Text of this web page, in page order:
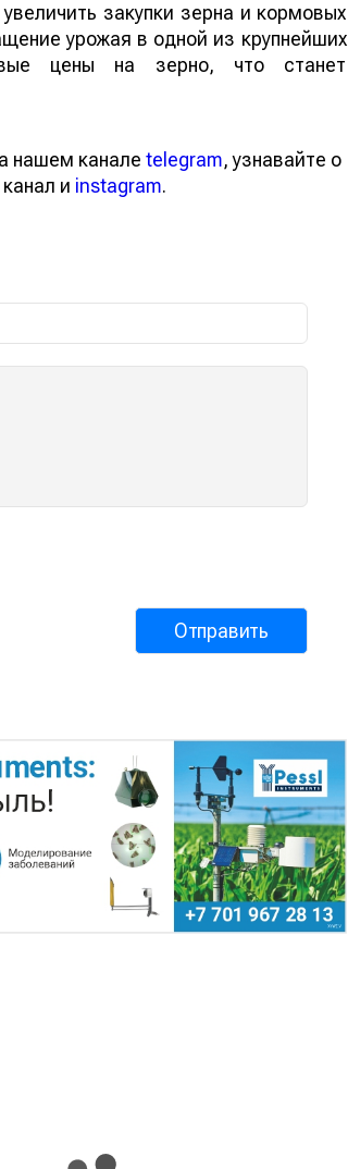
закупки зерна и кормовых
урожая в одной из крупнейших
цены на зерно, что станет
нашем канале telegram, узнавайте о
канал и instagram.